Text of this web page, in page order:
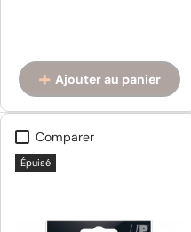
Ajouter au panier
Comparer
Épuisé